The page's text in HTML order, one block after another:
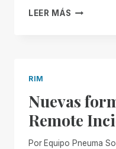
LEER MÁS
MACOS!
RIM
Nuevas
Remote
Por Equipo Pneuma